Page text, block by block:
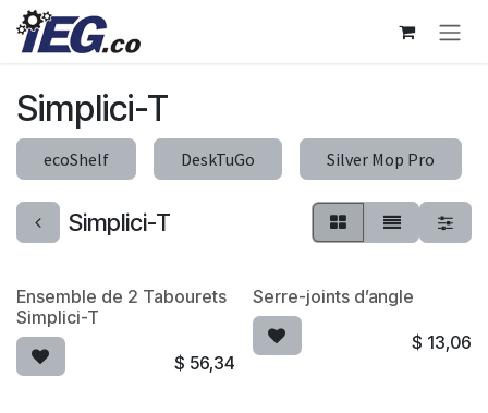
Se rendre au contenu
Simplici-T
ecoShelf DeskTuGo Silver Mop Pro
Simplici-T
Ensemble de 2 Tabourets
Simplici-T
$ 56,34
Serre-joints d’angle
$ 13,06